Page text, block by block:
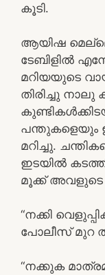
കൂടി.
ആയിഷ
ടേബിളിൽ
മറിയയുടെ
തിരിച്ചു നാലു
മറിച്ചു.
ഇടയിൽ
മൂക്ക് അവളുടെ
“നക്കി
പോലീസ് മുറ
“നക്കുക